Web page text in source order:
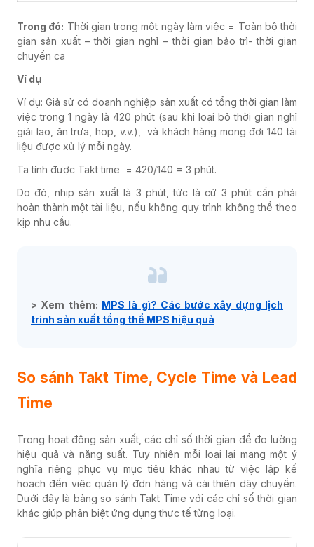
Trong đó: Thời gian trong một ngày làm việc = Toàn bộ thời
gian sản xuất – thời gian nghỉ – thời gian bảo trì- thời gian
chuyển ca
Ví dụ
Ví dụ: Giả sử có doanh nghiệp sản xuất có tổng thời gian làm
việc trong 1 ngày là 420 phút (sau khi loại bỏ thời gian nghỉ
giải lao, ăn trưa, họp, v.v.), và khách hàng mong đợi 140 tài
liệu được xử lý mỗi ngày.
Ta tính được Takt time = 420/140 = 3 phút.
Do đó, nhịp sản xuất là 3 phút, tức là cứ 3 phút cần phải
hoàn thành một tài liệu, nếu không quy trình không thể theo
kịp nhu cầu.
> Xem thêm: MPS là gì? Các bước xây dựng lịch
trình sản xuất tổng thể MPS hiệu quả
So sánh Takt Time, Cycle Time và Lead
Time
Trong hoạt động sản xuất, các chỉ số thời gian để đo lường
hiệu quả và năng suất. Tuy nhiên mỗi loại lại mang một ý
nghĩa riêng phục vụ mục tiêu khác nhau từ việc lập kế
hoạch đến việc quản lý đơn hàng và cải thiện dây chuyền.
Dưới đây là bảng so sánh Takt Time với các chỉ số thời gian
khác giúp phân biệt ứng dụng thực tế từng loại.